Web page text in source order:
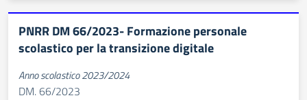
PNRR DM 66/2023- Formazione personale
scolastico per la transizione digitale
Anno scolastico 2023/2024
DM. 66/2023